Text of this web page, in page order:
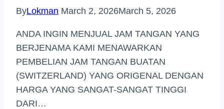
ByLokman March 2, 2026March 5, 2026
ANDA INGIN MENJUAL JAM TANGAN YANG
BERJENAMA KAMI MENAWARKAN
PEMBELIAN JAM TANGAN BUATAN
(SWITZERLAND) YANG ORIGENAL DENGAN
HARGA YANG SANGAT-SANGAT TINGGI
DARI…